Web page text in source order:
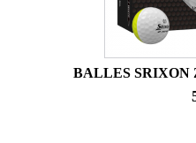
BALLES SRIXON